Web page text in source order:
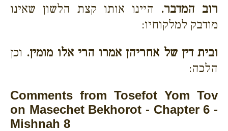
רוב המדבר. היינו אותו קצת הלשון שאינו
מודבק למלקוחיו:
ובית דין של אחריהן אמרו הרי אלו מומין. וכן
הלכה:
Comments from Tosefot Yom Tov
on Masechet Bekhorot - Chapter 6 -
Mishnah 8